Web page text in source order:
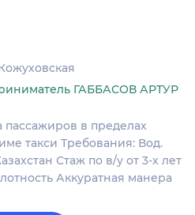
ГАББАСОВ АРТУР
в пределах
такси Требования: Вод.
Стаж по в/у от 3-х лет
Аккуратная манера